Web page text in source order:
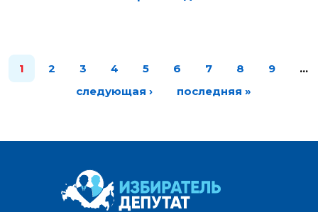
1 2 3 4 5 6 7 8 9
…
следующая ›
последняя »